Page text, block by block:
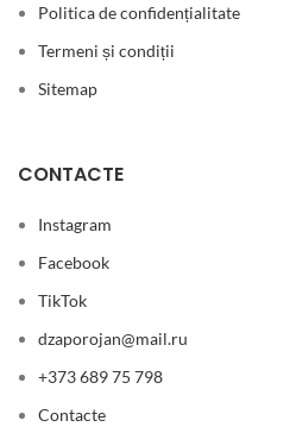
Politica de confidențialitate
Termeni și condiții
Sitemap
CONTACTE
Instagram
Facebook
TikTok
dzaporojan@mail.ru
+373 689 75 798
Contacte